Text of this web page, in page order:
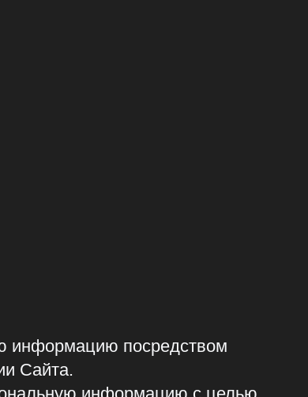
посредством
с целью